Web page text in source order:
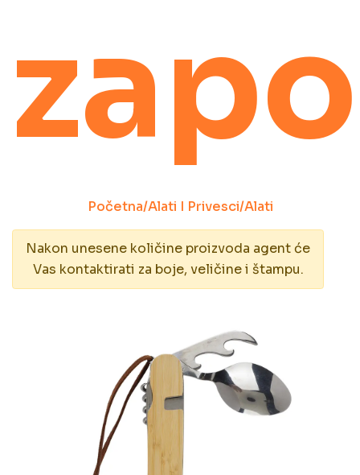
Početna/Alati I Privesci/Alati
Nakon unesene količine proizvoda agent će
Vas kontaktirati za boje, veličine i štampu.